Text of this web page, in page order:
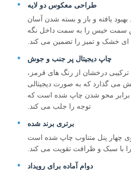
طراحی معکوس دو لایه
بهبود یافته و باز و بسته شدن آسان
سمت خیس را به سمت داخل نگه
ای خشک و تمیز را تضمین می کند.
چاپ دیجیتال پر جنب و جوش
درخشان از رنگ های قرمز،
می گذارد که به صورت دیجیتالی
برابر محو شدن چاپ شده است که
توجه را جلب می کند.
برتری برند شده
چهار پنل متناوب چاپ شده است
با سبک و ظرافت تقویت می کند.
دوام آماده برای رویداد